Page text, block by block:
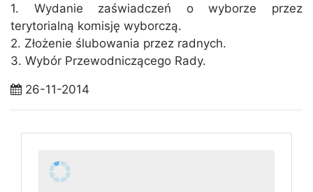
1. Wydanie zaświadczeń o wyborze przez
terytorialną komisję wyborczą.
2. Złożenie ślubowania przez radnych.
3. Wybór Przewodniczącego Rady.
26-11-2014